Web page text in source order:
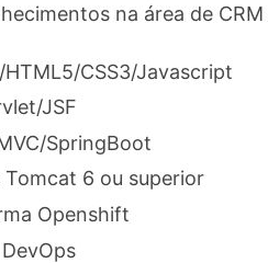
na área de CRM​
HTML5/CSS3/Javascript​
JSF​
SpringBoot​
Tomcat 6 ou superior​
Openshift​